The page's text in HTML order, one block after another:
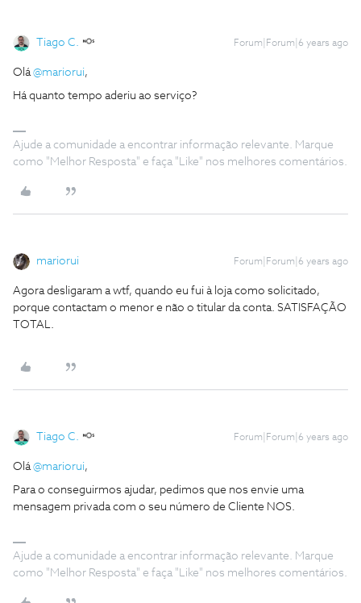
Tiago C. Forum|Forum|6 years ago
Olá@mariorui,
Há quanto tempo aderiu ao serviço?
Ajude a comunidade a encontrar informação relevante. Marque
como "Melhor Resposta" e faça "Like" nos melhores comentários.
mariorui Forum|Forum|6 years ago
Agora desligaram a wtf, quando eu fui à loja como solicitado,
porque contactam o menor e não o titular da conta. SATISFAÇÃO
TOTAL.
Tiago C. Forum|Forum|6 years ago
Olá@mariorui,
Para o conseguirmos ajudar, pedimos que nos envie uma
mensagem privada com o seu número de Cliente NOS.
Ajude a comunidade a encontrar informação relevante. Marque
como "Melhor Resposta" e faça "Like" nos melhores comentários.